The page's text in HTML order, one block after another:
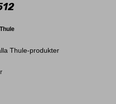
Thule
Thule-produkter